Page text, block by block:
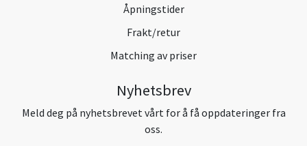
Åpningstider
Frakt/retur
Matching av priser
Nyhetsbrev
Meld deg på nyhetsbrevet vårt for å få oppdateringer fra
oss.